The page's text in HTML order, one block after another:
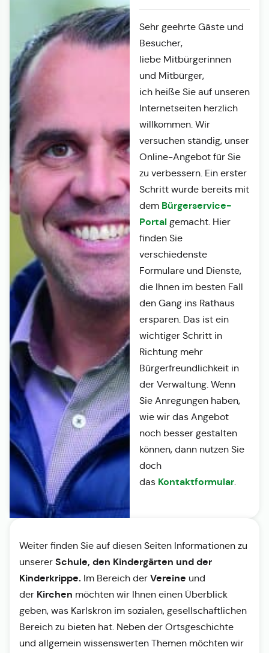
Sehr geehrte Gäste und
Besucher,
liebe Mitbürgerinnen
und Mitbürger,
ich heiße Sie auf unseren
Internetseiten herzlich
willkommen. Wir
versuchen ständig, unser
Online-Angebot für Sie
zu verbessern. Ein erster
Schritt wurde bereits mit
dem Bürgerservice-
Portalgemacht. Hier
finden Sie
verschiedenste
Formulare und Dienste,
die Ihnen im besten Fall
den Gang ins Rathaus
ersparen. Das ist ein
wichtiger Schritt in
Richtung mehr
Bürgerfreundlichkeit in
der Verwaltung. Wenn
Sie Anregungen haben,
wie wir das Angebot
noch besser gestalten
können, dann nutzen Sie
doch
das Kontaktformular.
Weiter finden Sie auf diesen Seiten Informationen zu
unserer Schule, den Kindergärten und der
Kinderkrippe. Im Bereich der Vereine und
der Kirchen möchten wir Ihnen einen Überblick
geben, was Karlskron im sozialen, gesellschaftlichen
Bereich zu bieten hat. Neben der Ortsgeschichte
und allgemein wissenswerten Themen möchten wir